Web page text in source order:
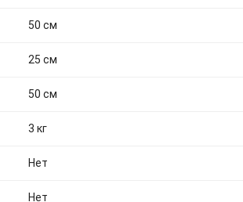
50 см
25 см
50 см
3 кг
Нет
Нет